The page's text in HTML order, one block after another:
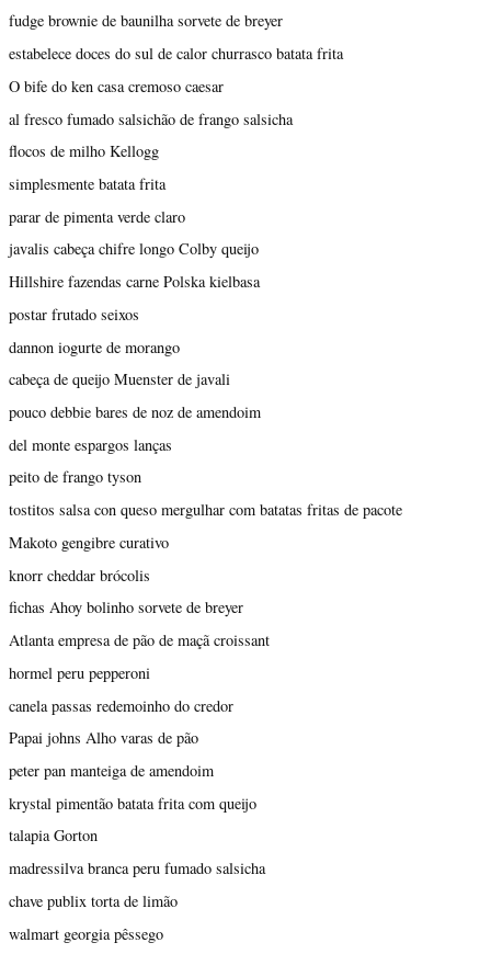
fudge brownie de baunilha sorvete de breyer
estabelece doces do sul de calor churrasco batata frita
O bife do ken casa cremoso caesar
al fresco fumado salsichão de frango salsicha
flocos de milho Kellogg
simplesmente batata frita
parar de pimenta verde claro
javalis cabeça chifre longo Colby queijo
Hillshire fazendas carne Polska kielbasa
postar frutado seixos
dannon iogurte de morango
cabeça de queijo Muenster de javali
pouco debbie bares de noz de amendoim
del monte espargos lanças
peito de frango tyson
tostitos salsa con queso mergulhar com batatas fritas de pacote
Makoto gengibre curativo
knorr cheddar brócolis
fichas Ahoy bolinho sorvete de breyer
Atlanta empresa de pão de maçã croissant
hormel peru pepperoni
canela passas redemoinho do credor
Papai johns Alho varas de pão
peter pan manteiga de amendoim
krystal pimentão batata frita com queijo
talapia Gorton
madressilva branca peru fumado salsicha
chave publix torta de limão
walmart georgia pêssego